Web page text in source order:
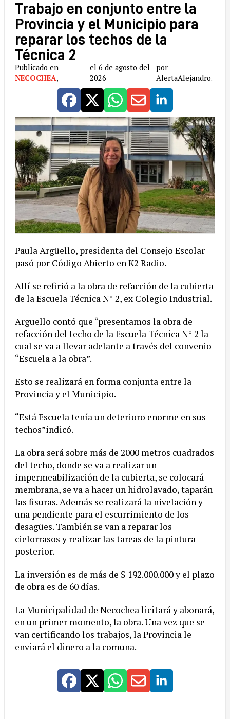
Trabajo en conjunto entre la
Provincia y el Municipio para
reparar los techos de la
Técnica 2
Publicado en
NECOCHEA,
el 6 de agosto del
2026
por
AlertaAlejandro.
Paula Argüello, presidenta del Consejo Escolar
pasó por Código Abierto en K2 Radio.
Allí se refirió a la obra de refacción de la cubierta
de la Escuela Técnica N° 2, ex Colegio Industrial.
Arguello contó que “presentamos la obra de
refacción del techo de la Escuela Técnica N° 2 la
cual se va a llevar adelante a través del convenio
“Escuela a la obra”.
Esto se realizará en forma conjunta entre la
Provincia y el Municipio.
“Está Escuela tenía un deterioro enorme en sus
techos”indicó.
La obra será sobre más de 2000 metros cuadrados
del techo, donde se va a realizar un
impermeabilización de la cubierta, se colocará
membrana, se va a hacer un hidrolavado, taparán
las fisuras. Además se realizará la nivelación y
una pendiente para el escurrimiento de los
desagües. También se van a reparar los
cielorrasos y realizar las tareas de la pintura
posterior.
La inversión es de más de $ 192.000.000 y el plazo
de obra es de 60 días.
La Municipalidad de Necochea licitará y abonará,
en un primer momento, la obra. Una vez que se
van certificando los trabajos, la Provincia le
enviará el dinero a la comuna.